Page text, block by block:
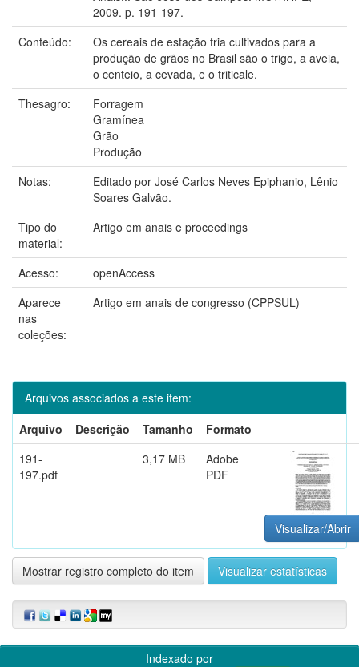
2009. p. 191-197.
Conteúdo:
Os cereais de estação fria cultivados para a
produção de grãos no Brasil são o trigo, a aveia,
o centeio, a cevada, e o triticale.
Thesagro:
Forragem
Gramínea
Grão
Produção
Notas:
Editado por José Carlos Neves Epiphanio, Lênio
Soares Galvão.
Tipo do
material:
Artigo em anais e proceedings
Acesso:
openAccess
Aparece
nas
coleções:
Artigo em anais de congresso (CPPSUL)
Arquivos associados a este item:
Arquivo
Descrição Tamanho
Formato
191-
197.pdf
3,17 MB
Adobe
PDF
Visualizar/Abrir
Mostrar registro completo do item Visualizar estatísticas
Indexado por